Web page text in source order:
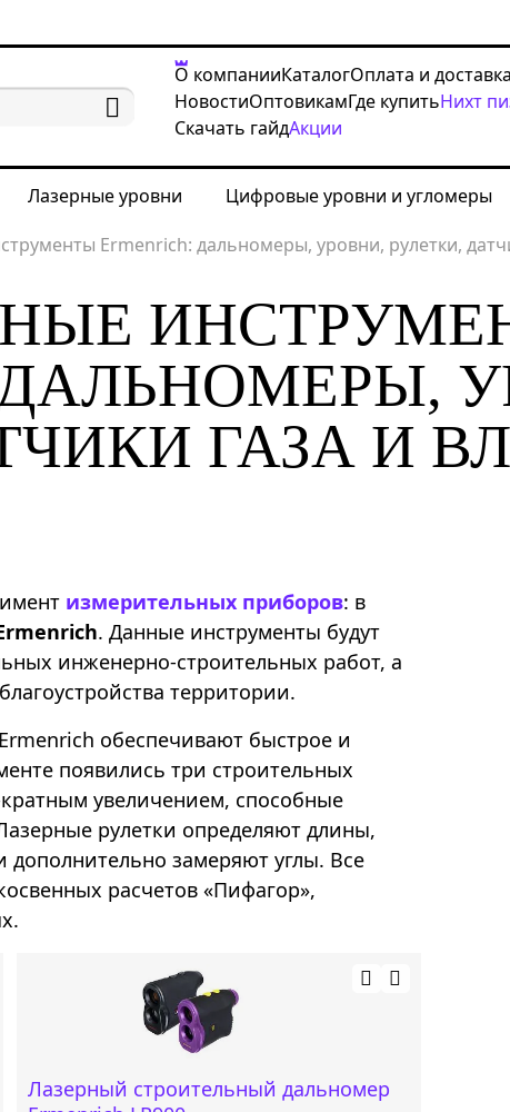
О компанииКаталогОплата и доставка
НовостиОптовикамГде купитьНихт
Скачать гайдАкции
Лазерные уровни Цифровые уровни и угломеры
Ermenrich: дальномеры, уровни, рулетки,
ДАЛЬНОМЕРЫ,
ГАЗА И
измерительных приборов: в
. Данные инструменты будут
инженерно-строительных работ, а
территории.
Ermenrich обеспечивают быстрое и
появились три строительных
увеличением, способные
рулетки определяют длины,
замеряют углы. Все
расчетов «Пифагор»,
Лазерный строительный дальномер